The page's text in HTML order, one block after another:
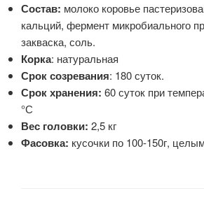
Состав: молоко коровье
кальций, фермент микробиального
закваска, соль.
Корка: натуральная
Срок созревания: 180 суток.
Срок хранения: 60 суток при
°С
Вес головки: 2,5 кг
Фасовка: кусочки по 100-150г,